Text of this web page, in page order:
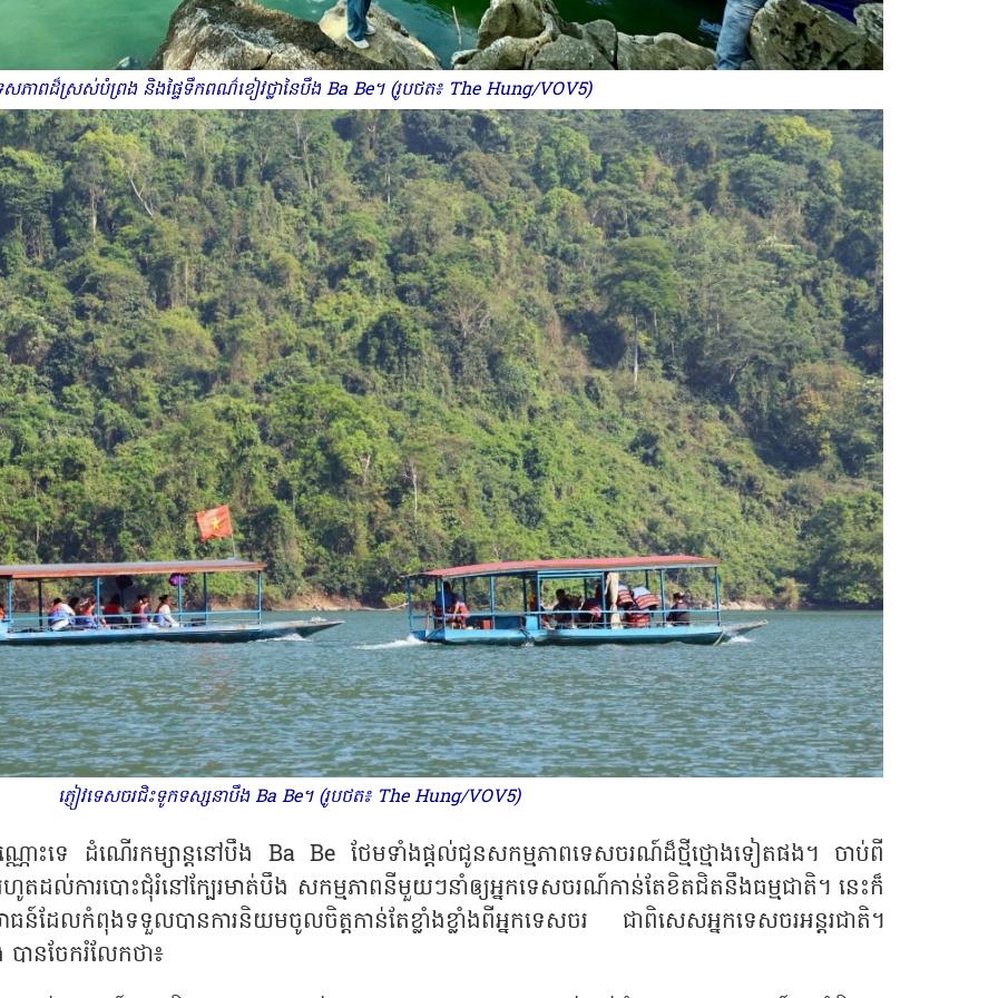
សភាពដ៏ស្រស់បំព្រង និងផ្ទៃទឹកពណ៌ខៀវថ្លានៃបឹង Ba Be។ (រូបថត៖ The Hung/VOV5)
ភ្ញៀវទេសចរជិះទូកទស្សនាបឹង Ba Be។ (រូបថត៖ The Hung/VOV5)
ណោះទេ ដំណើរកម្សាន្តនៅបឹង Ba Beថែមទាំងផ្តល់ជូនសកម្មភាពទេសចរណ៍ដ៏ថ្មីថ្មោងទៀតផង។ ចាប់ពី
តដល់ការបោះជុំរំនៅក្បែរមាត់បឹង សកម្មភាពនីមួយៗនាំឲ្យអ្នកទេសចរណ៍កាន់តែខិតជិតនឹងធម្មជាតិ។ នេះក៏
ធន៍ដែលកំពុងទទួលបានការនិយមចូលចិត្តកាន់តែខ្លាំងខ្លាំងពីអ្នកទេសចរ ជាពិសេសអ្នកទេសចរអន្តរជាតិ។
បានចែករំលែកថា៖